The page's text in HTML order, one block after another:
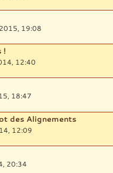
19:08
!
12:40
18:47
des Alignements
12:09
20:34